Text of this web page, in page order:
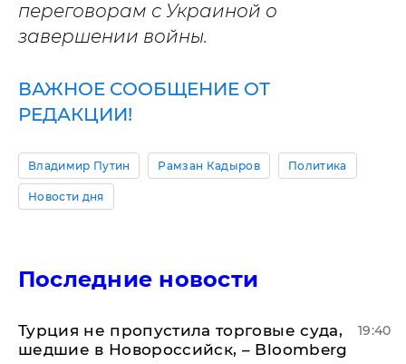
переговорам с Украиной о
завершении войны.
ВАЖНОЕ СООБЩЕНИЕ ОТ
РЕДАКЦИИ!
Владимир Путин Рамзан Кадыров Политика
Новости дня
Последние новости
Турция не пропустила торговые суда,
шедшие в Новороссийск, – Bloomberg
19:40